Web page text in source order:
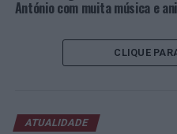
enquanto conhecem
No “Lado A” haverá bailes
Portugal, Obal da Galiza,
Chôro-É. E os antigos
António com muita música e
CLIQUE
ATUALIDADE